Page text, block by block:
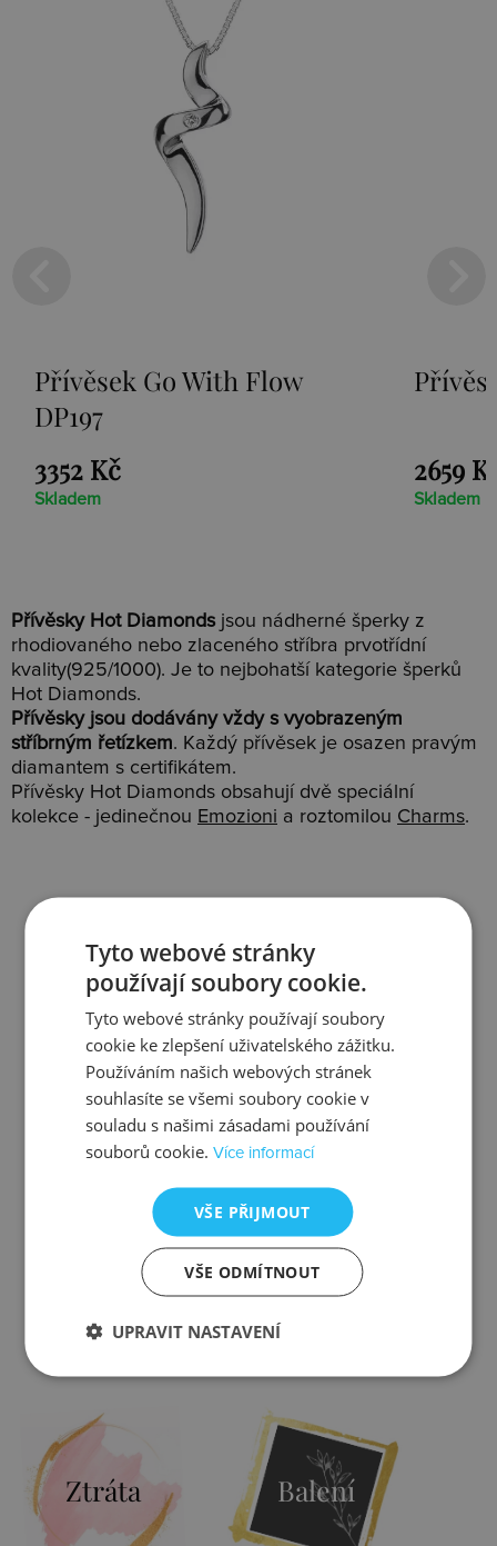
Flow Přívěsek Paradise DP230
Přívěsky Hot Diamonds jsou nádherné šperky z
rhodiovaného nebo zlaceného stříbra prvotřídní
kvality(925/1000). Je to nejbohatší kategorie šperků
Hot Diamonds.
Přívěsky jsou dodávány vždy s vyobrazeným
stříbrným řetízkem. Každý přívěsek je osazen pravým
diamantem s certifikátem.
Přívěsky Hot Diamonds obsahují dvě speciální
kolekce - jedinečnou Emozioni a roztomilou Charms.
Slevy
Zjistit více
Doprava
Zjistit více
Kontrola Výměna
Ztráta Balení
Tyto webové stránky
používají soubory cookie.
Tyto webové stránky používají soubory
cookie ke zlepšení uživatelského zážitku.
Používáním našich webových stránek
souhlasíte se všemi soubory cookie v
souladu s našimi zásadami používání
souborů cookie.Více informací
VŠE PŘIJMOUT
VŠE ODMÍTNOUT
UPRAVIT NASTAVENÍ